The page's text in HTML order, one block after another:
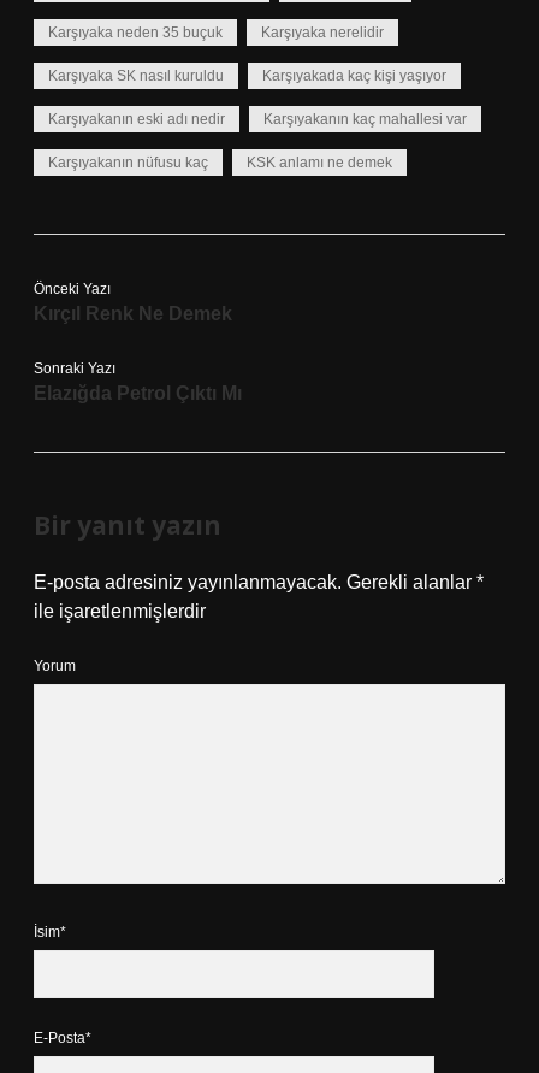
Karşıyaka neden 35 buçuk Karşıyaka nerelidir
Karşıyaka SK nasıl kuruldu Karşıyakada kaç kişi yaşıyor
Karşıyakanın eski adı nedir Karşıyakanın kaç mahallesi var
Karşıyakanın nüfusu kaç KSK anlamı ne demek
Önceki Yazı
Kırçıl Renk Ne Demek
Sonraki Yazı
Elazığda Petrol Çıktı Mı
Bir yanıt yazın
E-posta adresiniz yayınlanmayacak. Gerekli alanlar *
ile işaretlenmişlerdir
Yorum
İsim*
E-Posta*